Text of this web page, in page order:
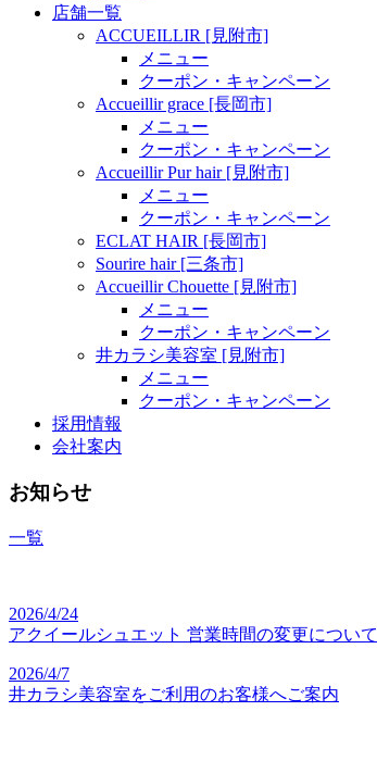
店舗一覧
ACCUEILLIR [見附市]
メニュー
クーポン・キャンペーン
Accueillir grace [長岡市]
メニュー
クーポン・キャンペーン
Accueillir Pur hair [見附市]
メニュー
クーポン・キャンペーン
ECLAT HAIR [長岡市]
Sourire hair [三条市]
Accueillir Chouette [見附市]
メニュー
クーポン・キャンペーン
井カラシ美容室 [見附市]
メニュー
クーポン・キャンペーン
採用情報
会社案内
お知らせ
一覧
2026/4/24
アクイールシュエット 営業時間の変更について
2026/4/7
井カラシ美容室をご利用のお客様へご案内